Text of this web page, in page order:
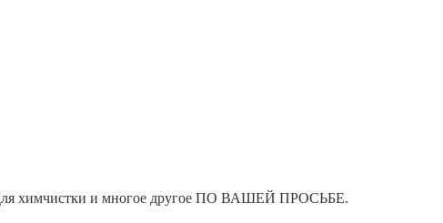
для химчистки и многое другое ПО ВАШЕЙ ПРОСЬБЕ.